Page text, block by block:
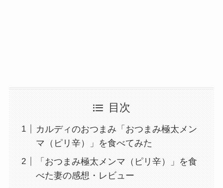
目次
カルディのおつまみ「おつまみ極太メン
マ（ピリ辛）」を食べてみた
「おつまみ極太メンマ（ピリ辛）」を食
べた妻の感想・レビュー